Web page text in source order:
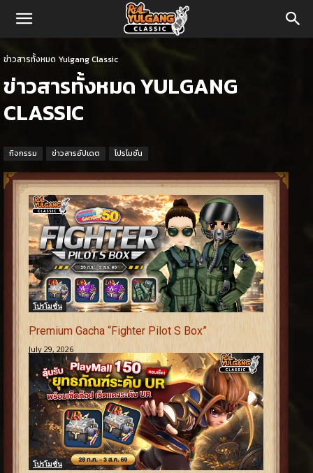
Real
Yulgang
Classic
ข่าวสารทั้งหมด Yulgang Classic
ข่าวสารทั้งหมด YULGANG
CLASSIC
กิจกรรม ข่าวสารอัปเดต โปรโมชั่น
โปรโมชั่น
Premium Gacha “Fighter Pilot S Box”
July 29, 2026
โปรโมชั่น